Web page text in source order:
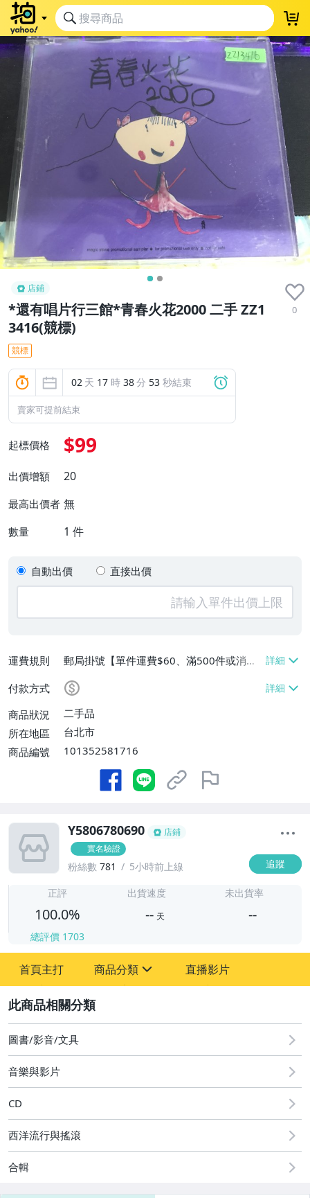
店鋪
*還有唱片行三館*青春火花2000 二手 ZZ1
3416(競標)
0
競標
02 天 17 時 38分 52 秒結束
賣家可提前結束
起標價格 $99
出價增額 20
最高出價者 無
數量 1 件
自動出價 直接出價
運費規則
郵局掛號【單件運費$60、滿500件或消費
滿$20000免運費】
付款方式
商品狀況
二手品
所在地區
台北市
商品編號
101352581716
Y5806780690
店鋪
實名驗證
粉絲數 781 5小時前上線 追蹤
正評
100.0%
總評價 1703
出貨速度
-- 天
未出貨率
--
首頁主打 商品分類
其它
直播影片
圖書/影音/文具
音樂與影片
CD
西洋流行與搖滾
合輯